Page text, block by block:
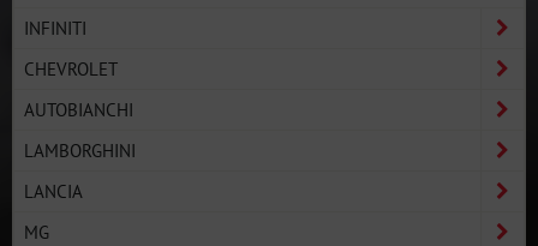
INFINITI
CHEVROLET
AUTOBIANCHI
LAMBORGHINI
LANCIA
MG